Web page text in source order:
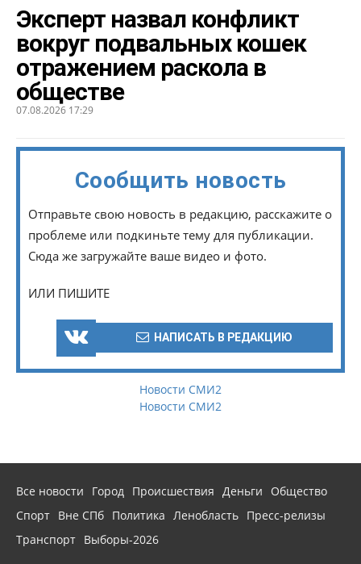
Эксперт назвал конфликт
вокруг подвальных кошек
отражением раскола в
обществе
07.08.2026 17:29
Сообщить новость
Отправьте свою новость в редакцию, расскажите о
проблеме или подкиньте тему для публикации.
Сюда же загружайте ваше видео и фото.
ИЛИ ПИШИТЕ
НАПИСАТЬ В РЕДАКЦИЮ
Новости СМИ2
Новости СМИ2
Все новости Город Происшествия Деньги
Общество
Спорт Вне СПб Политика Ленобласть Пресс-релизы
Транспорт Выборы-2026